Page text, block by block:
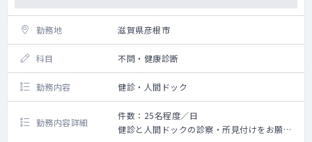
勤務地 滋賀県彦根市
科目 不問・健康診断
勤務内容 健診・人間ドック
勤務内容詳細
件数：25名程度／日
健診と人間ドックの診察・所見付けをお願い